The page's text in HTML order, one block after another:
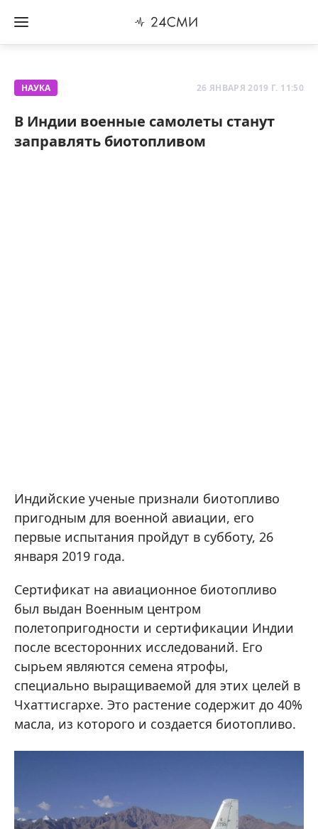
НАУКА 26 ЯНВАРЯ 2019 Г. 11:50
В Индии военные самолеты станут
заправлять биотопливом
Индийские ученые признали биотопливо
пригодным для военной авиации, его
первые испытания пройдут в субботу, 26
января 2019 года.
Сертификат на авиационное биотопливо
был выдан Военным центром
полетопригодности и сертификации Индии
после всесторонних исследований. Его
сырьем являются семена ятрофы,
специально выращиваемой для этих целей в
Чхаттисгархе. Это растение содержит до 40%
масла, из которого и создается биотопливо.